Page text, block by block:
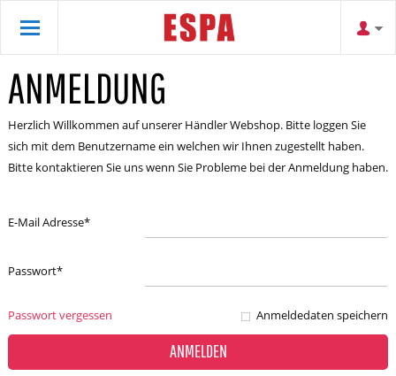
ANMELDUNG
Herzlich Willkommen auf unserer Händler Webshop. Bitte loggen Sie
sich mit dem Benutzername ein welchen wir Ihnen zugestellt haben.
Bitte kontaktieren Sie uns wenn Sie Probleme bei der Anmeldung haben.
E-Mail Adresse*
Passwort*
Passwort vergessen Anmeldedaten speichern
ANMELDEN